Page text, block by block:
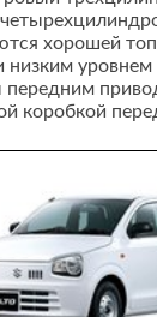
хорошей
низким
коробкой